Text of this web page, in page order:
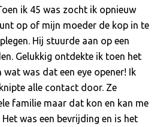
ik 45 was zocht ik opnieuw
op of mijn moeder de kop in te
Hij stuurde aan op een
Gelukkig ontdekte ik toen het
wat was dat een eye opener! Ik
alle contact door. Ze
familie maar dat kon en kan me
was een bevrijding en is het